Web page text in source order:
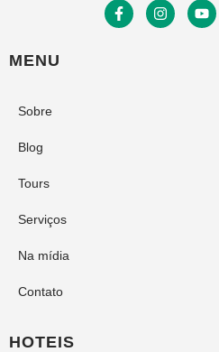
MENU
Sobre
Blog
Tours
Serviços
Na mídia
Contato
HOTEIS